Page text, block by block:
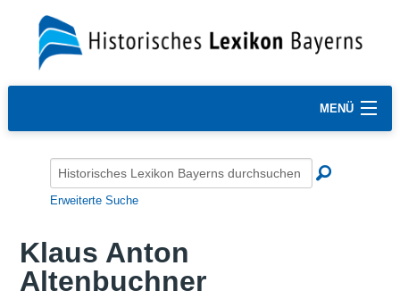
MENÜ
Erweiterte Suche
Klaus Anton
Altenbuchner